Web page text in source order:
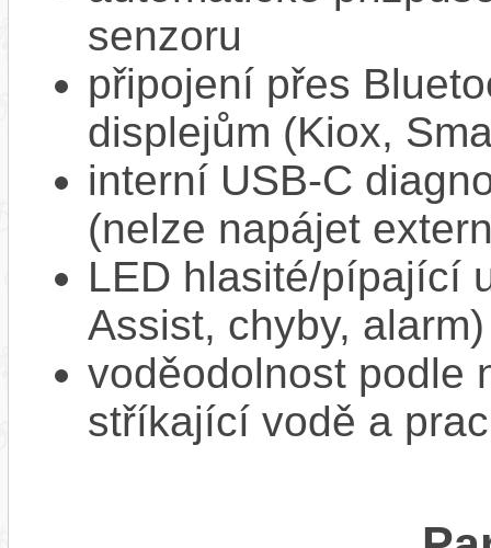
senzoru
připojení přes
displejům (Kiox,
interní USB‑C
(nelze napájet
LED hlasité/pípající
Assist, chyby, alarm)
voděodolnost podle
stříkající vodě a